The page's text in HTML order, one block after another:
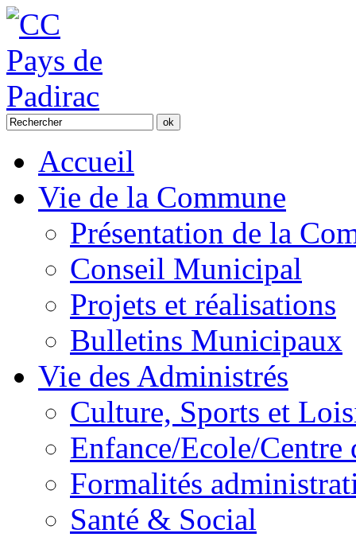
Accueil
Vie de la Commune
Présentation de la
Conseil Municipal
Projets et réalisations
Bulletins Municipaux
Vie des Administrés
Culture, Sports et
Enfance/Ecole/Centre
Formalités
Santé & Social